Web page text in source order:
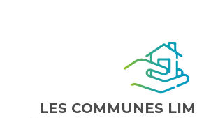
LES COMMUNES